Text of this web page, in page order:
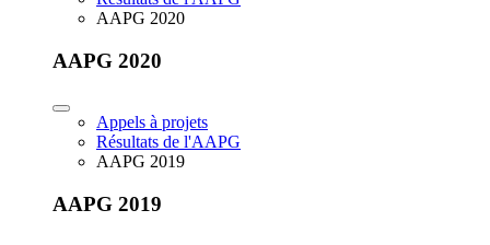
AAPG 2020
AAPG 2020
Appels à projets
Résultats de l'AAPG
AAPG 2019
AAPG 2019